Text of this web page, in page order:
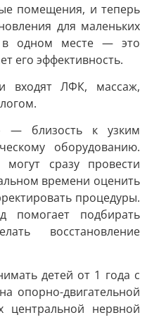
помещения, и теперь
для маленьких
в одном месте — это
его эффективность.
входят ЛФК, массаж,
— близость к узким
оборудованию.
сразу провести
времени оценить
процедуры.
помогает подбирать
восстановление
детей от 1 года с
опорно-двигательной
нервной